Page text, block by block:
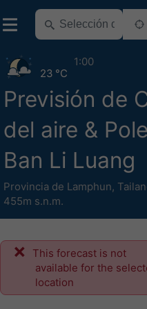
Previsión de
del aire &
Ban Li Luang
Provincia de Lamphun,
455m s.n.m.
23 °C
1:00
This forecast is not
available for the
location